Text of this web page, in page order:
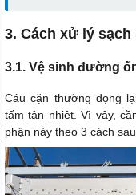
3. Cách xử lý
3.1. Vệ sinh đường
Cáu cặn thường đọng
tấm tản nhiệt. Vì vậy,
phận này theo 3 cách